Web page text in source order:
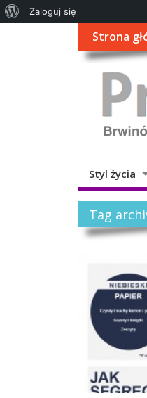
Strona
Styl życia
Tag
Zaloguj się